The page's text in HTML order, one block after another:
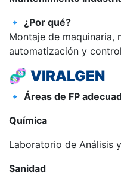
🔹 ¿Por qué?
Montaje de maquinaria,
automatización y
🧬 VIRALGEN
🔹 Áreas de FP
Química
Laboratorio de Análisis
Sanidad